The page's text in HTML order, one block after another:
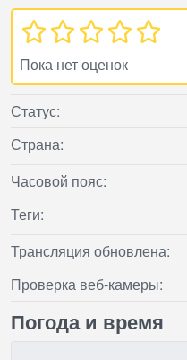
Пока нет оценок
Статус:
Страна:
Часовой пояс:
Теги:
Трансляция обновлена:
Проверка веб‑камеры:
Погода и время